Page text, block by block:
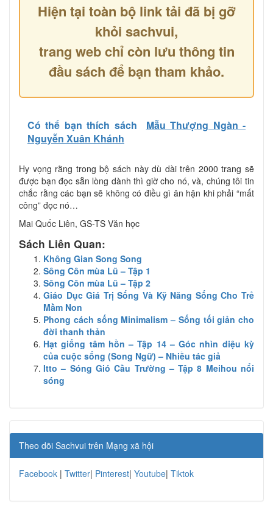
Hiện tại toàn bộ link tải đã bị gỡ
khỏi sachvui,
trang web chỉ còn lưu thông tin
đầu sách để bạn tham khảo.
Có thể bạn thích sách
Mẫu Thượng Ngàn -
Nguyễn Xuân Khánh
Hy vọng rằng trong bộ sách này dù dài trên 2000 trang sẽ
được bạn đọc sẵn lòng dành thì giờ cho nó, và, chúng tôi tin
chắc rằng các bạn sẽ không có điều gì ân hận khi phải “mất
công” đọc nó…
Mai Quốc Liên, GS-TS Văn học
Sách Liên Quan:
Không Gian Song Song
Sông Côn mùa Lũ – Tập 1
Sông Côn mùa Lũ – Tập 2
Giáo Dục Giá Trị Sống Và Kỹ Năng Sống Cho Trẻ
Mầm Non
Phong cách sống Minimalism – Sống tối giản cho
đời thanh thản
Hạt giống tâm hồn – Tập 14 – Góc nhìn diệu kỳ
của cuộc sống (Song Ngữ) – Nhiều tác giả
Itto – Sóng Gió Cầu Trường – Tập 8 Meihou nổi
sóng
Theo dõi Sachvui trên Mạng xã hội
Facebook | Twitter| Pinterest| Youtube| Tiktok